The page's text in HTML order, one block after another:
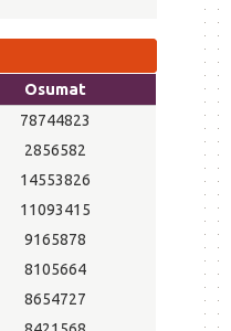
Osumat
78744823
2856582
14553826
11093415
9165878
8105664
8654727